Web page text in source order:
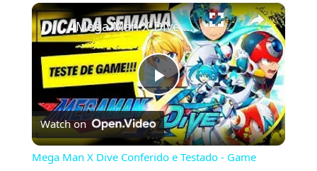
×
Play
Video
Mega Man X Dive Conferido e Testado - Game Mobile Android e IOS - Dica da Semana
Watch on
Mega Man X Dive Conferido e Testado - Game